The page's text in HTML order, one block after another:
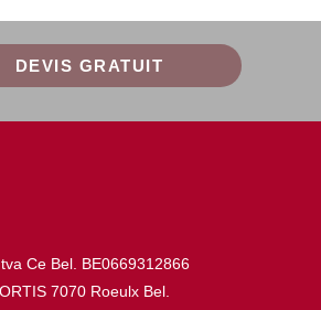
DEVIS GRATUIT
Ce Bel. BE0669312866
7070 Roeulx Bel.